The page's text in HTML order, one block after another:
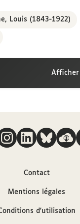
Louis (1843-1922)
Duchesne à la
Paris, 17 juillet
Contact
Mentions légales
d'utilisation